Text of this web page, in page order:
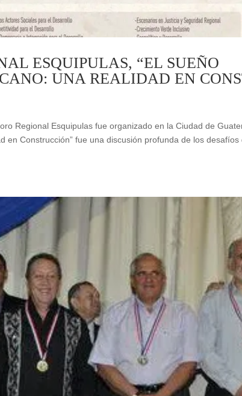
ESQUIPULAS, “EL SUEÑO
UNA REALIDAD EN
Regional Esquipulas fue organizado en la Ciudad de
en Construcción” fue una discusión profunda de los